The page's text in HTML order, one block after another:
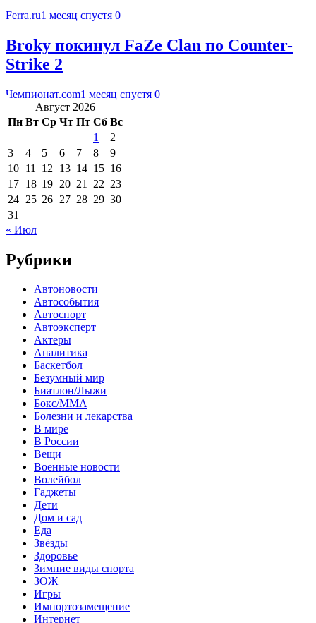
Ferra.ru1 месяц спустя 0
Broky покинул FaZe Clan по Counter-
Strike 2
Чемпионат.com1 месяц спустя 0
Август 2026
Пн Вт Ср Чт Пт Сб Вс
1
2
3
4 5 6 7 8
9
10 11 12 13 14 15 16
17 18 19 20 21 22 23
24 25 26 27 28 29 30
31
« Июл
Рубрики
Автоновости
Автособытия
Автоспорт
Автоэксперт
Актеры
Аналитика
Баскетбол
Безумный мир
Биатлон/Лыжи
Бокс/MMA
Болезни и лекарства
В мире
В России
Вещи
Военные новости
Волейбол
Гаджеты
Дети
Дом и сад
Еда
Звёзды
Здоровье
Зимние виды спорта
ЗОЖ
Игры
Импортозамещение
Интернет